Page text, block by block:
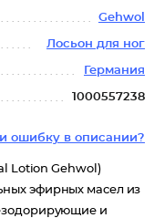
Gehwol
Лосьон для ног
Германия
1000557238
ошибку в описании?
Lotion Gehwol)
эфирных масел из
и